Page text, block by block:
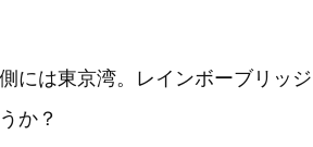
には東京湾。レインボーブリッジ
か？